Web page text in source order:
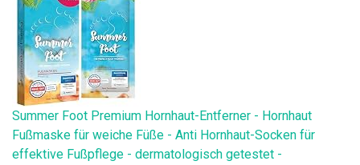
Summer Foot Premium Hornhaut-Entferner - Hornhaut
Fußmaske für weiche Füße - Anti Hornhaut-Socken für
effektive Fußpflege - dermatologisch getestet -